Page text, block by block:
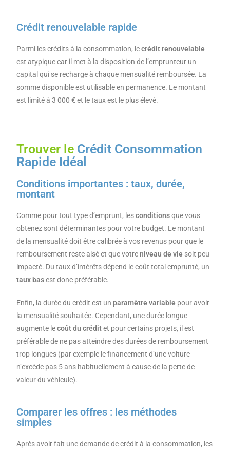
Crédit renouvelable rapide
Parmi les crédits à la consommation, lecrédit renouvelable
est atypique car il met à la disposition de l’emprunteur un
capital qui se recharge à chaque mensualité remboursée. La
somme disponible est utilisable en permanence. Le montant
est limité à 3 000 € et le taux est le plus élevé.
Trouver le Crédit Consommation
Rapide Idéal
Conditions importantes : taux, durée,
montant
Comme pour tout type d’emprunt, lesconditionsque vous
obtenez sont déterminantes pour votre budget. Le montant
de la mensualité doit être calibrée à vos revenus pour que le
remboursement reste aisé et que votreniveau de vie soit peu
impacté. Du taux d’intérêts dépend le coût total emprunté, un
taux basest donc préférable.
Enfin, la durée du crédit est unparamètre variable pour avoir
la mensualité souhaitée. Cependant, une durée longue
augmente lecoût du créditet pour certains projets, il est
préférable de ne pas atteindre des durées de remboursement
trop longues (par exemple le financement d’une voiture
n’excède pas 5 ans habituellement à cause de la perte de
valeur du véhicule).
Comparer les offres : les méthodes
simples
Après avoir fait une demande de crédit à la consommation, les